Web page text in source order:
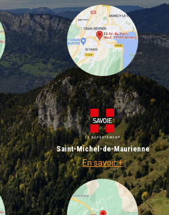
Saint-Michel-de-Maurienne
En savoir +